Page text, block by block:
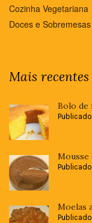
Cozinha Vegetariana
Doces e Sobremesas
Mais recentes
Bolo de
Mousse
Moelas